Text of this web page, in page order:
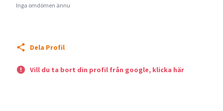
Inga omdömen ännu
Dela Profil
Vill du ta bort din profil från google, klicka här